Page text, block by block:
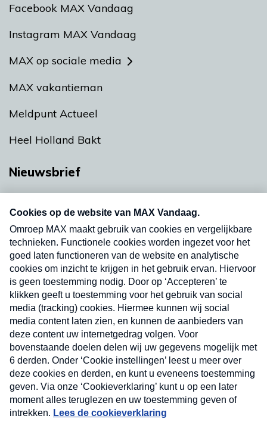
Facebook MAX Vandaag
Instagram MAX Vandaag
MAX op sociale media
MAX vakantieman
Meldpunt Actueel
Heel Holland Bakt
Nieuwsbrief
nieuwsbrief. Elke vrijdag- en dinsdagochtend in
uw mailbox.
Verzend
Nieuwsbrief
Neem hier een gratis abonnement op onze
nieuwsbrief. Elke vrijdag- en dinsdagochtend in uw